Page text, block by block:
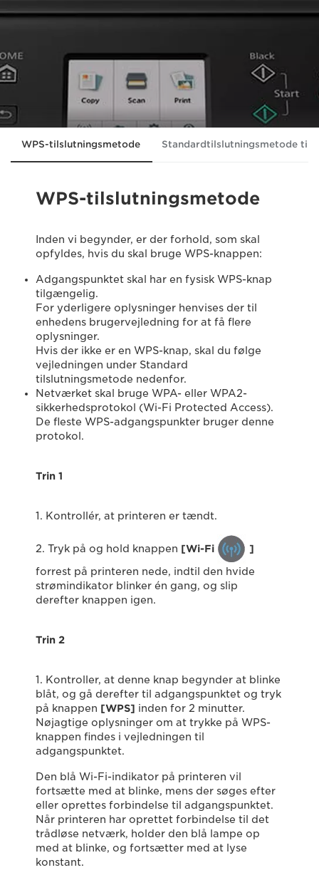
WPS-tilslutningsmetode Standardtilslutningsmetode til
WPS-tilslutningsmetode
Inden vi begynder, er der forhold, som skal
opfyldes, hvis du skal bruge WPS-knappen:
Adgangspunktet skal har en fysisk WPS-knap
tilgængelig.
For yderligere oplysninger henvises der til
enhedens brugervejledning for at få flere
oplysninger.
Hvis der ikke er en WPS-knap, skal du følge
vejledningen under Standard
tilslutningsmetode nedenfor.
Netværket skal bruge WPA- eller WPA2-
sikkerhedsprotokol (Wi-Fi Protected Access).
De fleste WPS-adgangspunkter bruger denne
protokol.
Trin 1
1. Kontrollér, at printeren er tændt.
2. Tryk på og hold knappen [Wi-Fi ]
forrest på printeren nede, indtil den hvide
strømindikator blinker én gang, og slip
derefter knappen igen.
Trin 2
1. Kontroller, at denne knap begynder at blinke
blåt, og gå derefter til adgangspunktet og tryk
på knappen [WPS] inden for 2 minutter.
Nøjagtige oplysninger om at trykke på WPS-
knappen findes i vejledningen til
adgangspunktet.
Den blå Wi-Fi-indikator på printeren vil
fortsætte med at blinke, mens der søges efter
eller oprettes forbindelse til adgangspunktet.
Når printeren har oprettet forbindelse til det
trådløse netværk, holder den blå lampe op
med at blinke, og fortsætter med at lyse
konstant.